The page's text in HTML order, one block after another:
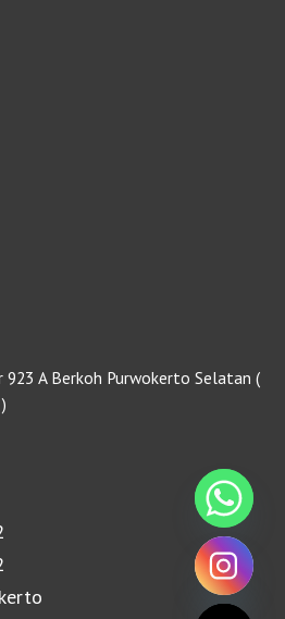
923 A Berkoh Purwokerto Selatan (
HIDE CHATY